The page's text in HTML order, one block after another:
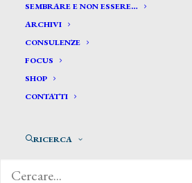
SEMBRARE E NON ESSERE…
ARCHIVI
CONSULENZE
FOCUS
SHOP
CONTATTI
RICERCA
Garibbo Luigi *
GARIBBO LUIGI
Dal 1802 frequentò a Genova